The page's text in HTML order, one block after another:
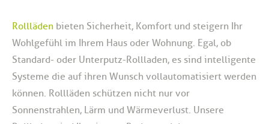
Rollläden bieten Sicherheit, Komfort und steigern Ihr
Wohlgefühl im Ihrem Haus oder Wohnung. Egal, ob
Standard- oder Unterputz-Rollladen, es sind intelligente
Systeme die auf ihren Wunsch vollautomatisiert werden
können. Rollläden schützen nicht nur vor
Sonnenstrahlen, Lärm und Wärmeverlust. Unsere